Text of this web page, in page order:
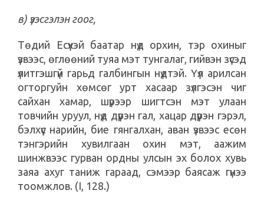
в) үзэсгэлэн гоог,
Төдий Есүхэй баатар нүд орхин, тэр охиныг
үзвээс, өглөөний туяа мэт тунгалаг, гийвэн зүсэд
үлитгэшгүй гарьд галбингын нүдтэй. Үүл арилсан
огторгуйн хөмсөг урт хасаар зүлгэсэн чиг
сайхан хамар, шүрээр шигтсэн мэт улаан
товчийн уруул, нүд дүүрэн гал, хацар дүүрэн гэрэл,
бэлхүүс нарийн, бие гянгалхан, аван үзвээс есөн
тэнгэрийн хувилгаан охин мэт, аажим
шинжвээс гурван ордны улсын эх болох хувь
заяа ахуг таниж гараад, сэмээр баясаж гүнээ
тоомжлов. (I, 128.)